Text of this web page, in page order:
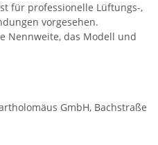
für professionelle Lüftungs-,
vorgesehen.
Nennweite, das Modell und
GmbH, Bachstraße